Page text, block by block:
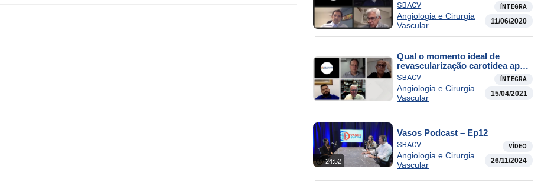
SBACV ÍNTEGRA
Angiologia e Cirurgia
Vascular
11/06/2020
Qual o momento ideal de
revascularização carotidea após
evento isquêmico agudo?
SBACV ÍNTEGRA
Angiologia e Cirurgia
Vascular
15/04/2021
24:52
Vasos Podcast – Ep12
SBACV VÍDEO
Angiologia e Cirurgia
Vascular
26/11/2024